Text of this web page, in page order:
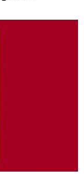
и невзгоды.
от
в
Богом
многим людям,